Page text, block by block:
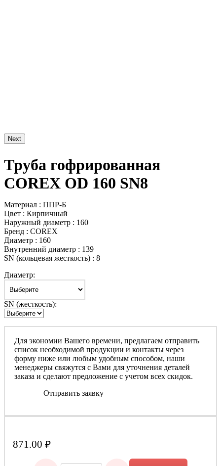
Next
Труба гофрированная
COREX OD 160 SN8
Материал : ППР-Б
Цвет : Кирпичный
Наружный диаметр : 160
Бренд : COREX
Диаметр : 160
Внутренний диаметр : 139
SN (кольцевая жесткость) : 8
Диаметр:
SN (жесткость):
Для экономии Вашего времени, предлагаем отправить
список необходимой продукции и контакты через
форму ниже или любым удобным способом, наши
менеджеры свяжутся с Вами для уточнения деталей
заказа и сделают предложение с учетом всех скидок.
Отправить заявку
871.00 ₽